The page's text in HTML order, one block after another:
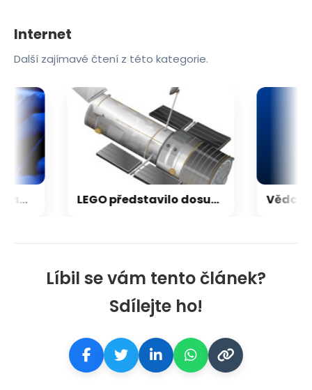
Líbil se vám tento článek?
Sdílejte ho!
Internet
Další zajímavé čtení z této kategorie.
Nestačí kontrolovat adresu webu. Nový útok na Microsoft využívá oficiální portál LEGO představilo dosud nejdetailnější model Hubbleova teleskopu